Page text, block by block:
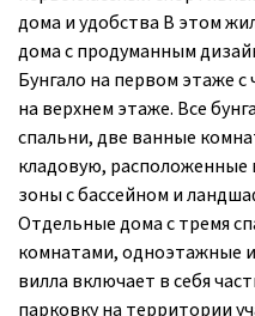
дома и удобства В этом
дома с продуманным
Бунгало на первом этаже
на верхнем этаже. Все
спальни, две ванные
кладовую,
зоны с бассейном и
Отдельные дома с тремя
комнатами, одноэтажные
вилла включает в себя
парковку на территории